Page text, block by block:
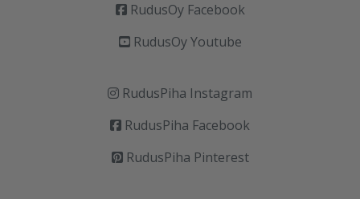
RudusOy Facebook
RudusOy Youtube
RudusPiha Instagram
RudusPiha Facebook
RudusPiha Pinterest